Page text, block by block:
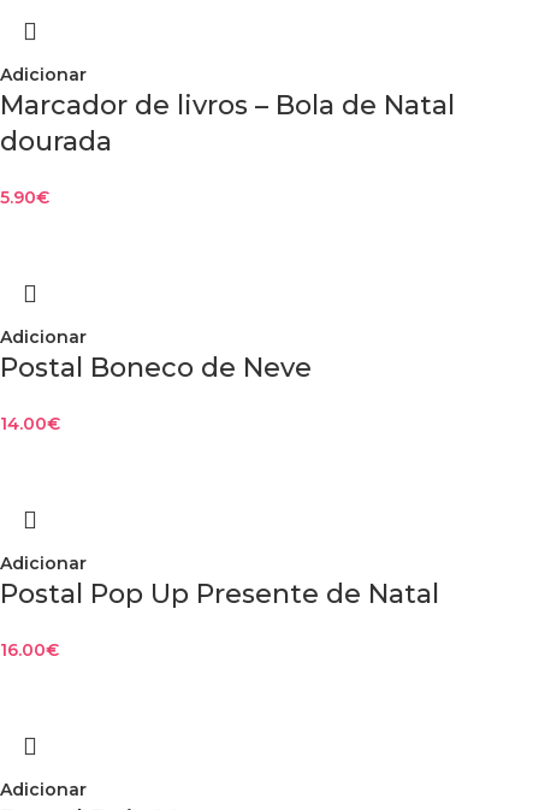
Adicionar
Marcador de livros – Bola de Natal
dourada
5.90€
Adicionar
Postal Boneco de Neve
14.00€
Adicionar
Postal Pop Up Presente de Natal
16.00€
Adicionar